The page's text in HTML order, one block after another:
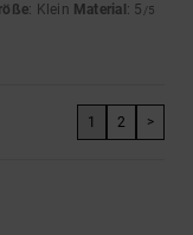
: Klein Material : 5 /5
1 2 >